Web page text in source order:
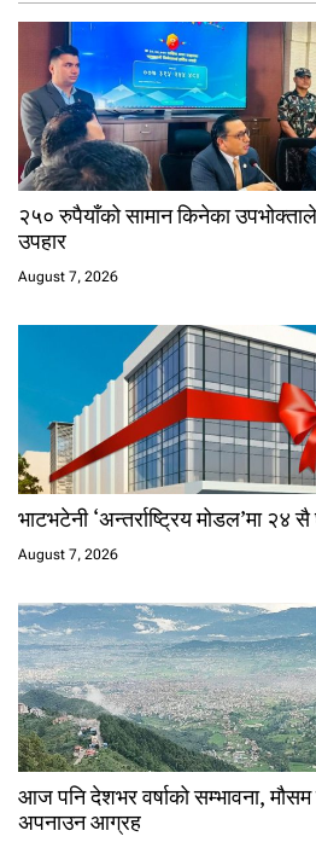
२५० रुपैयाँको सामान किनेका
उपहार
August 7, 2026
भाटभटेनी ‘अन्तर्राष्ट्रिय मोडल’मा २४
August 7, 2026
आज पनि देशभर वर्षाको सम्भावना,
अपनाउन आग्रह